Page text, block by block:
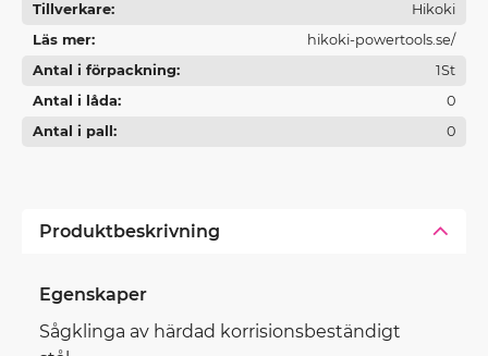
Tillverkare
Hikoki
Läs mer
hikoki-powertools.se/
Antal i förpackning
1St
Antal i låda
0
Antal i pall
0
Produktbeskrivning
Egenskaper
Sågklinga av härdad korrisionsbeständigt